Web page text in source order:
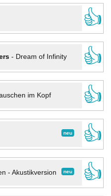
👍
- Dream of Infinity
👍
im Kopf
👍
neu
👍
neu
- Akustikversion
👍